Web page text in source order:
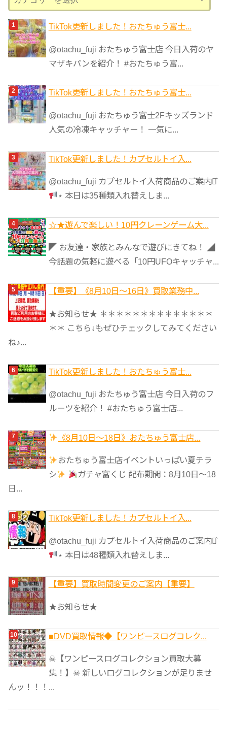
テ
ゴ
リ
ー
TikTok更新しました！おたちゅう富士...
@otachu_fuji おたちゅう富士店 今日入荷のヤ
マザキパンを紹介！ #おたちゅう富...
TikTok更新しました！おたちゅう富士...
@otachu_fuji おたちゅう富士2Fキッズランド
人気の冷凍キャッチャー！ 一気に...
TikTok更新しました！カプセルトイ入...
@otachu_fuji カプセルトイ入荷商品のご案内⋆͛
⋆ 本日は35種類入れ替えしま...
☆★遊んで楽しい！10円クレーンゲーム大...
◤ お友達・家族とみんなで遊びにきてね！ ◢
今話題の気軽に遊べる「10円UFOキャッチャ...
【重要】《8月10日～16日》買取業務中...
★お知らせ★ ＊＊＊＊＊＊＊＊＊＊＊＊＊＊
＊＊ こちら↓もぜひチェックしてみてください
ね♪...
TikTok更新しました！おたちゅう富士...
@otachu_fuji おたちゅう富士店 今日入荷のフ
ルーツを紹介！ #おたちゅう富士店...
《8月10日～18日》おたちゅう富士店...
おたちゅう富士店イベントいっぱい夏チラ
シ
ガチャ富くじ 配布期間：8月10日～18
日...
TikTok更新しました！カプセルトイ入...
@otachu_fuji カプセルトイ入荷商品のご案内⋆͛
⋆ 本日は48種類入れ替えしま...
【重要】買取時間変更のご案内【重要】
★お知らせ★
■DVD買取情報◆【ワンピースログコレク...
☠【ワンピースログコレクション買取大募
集！】☠ 新しいログコレクションが足りませ
んッ！！！...